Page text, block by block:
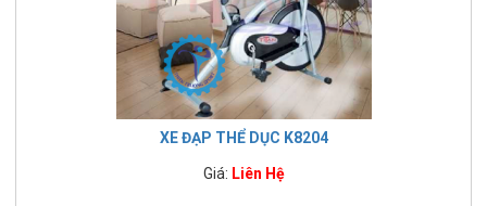
XE ĐẠP THỂ DỤC K8204
Giá: Liên Hệ